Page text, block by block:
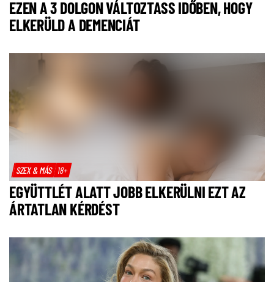
EZEN A 3 DOLGON VÁLTOZTASS IDŐBEN, HOGY
ELKERÜLD A DEMENCIÁT
SZEX & MÁS 18+
EGYÜTTLÉT ALATT JOBB ELKERÜLNI EZT AZ
ÁRTATLAN KÉRDÉST